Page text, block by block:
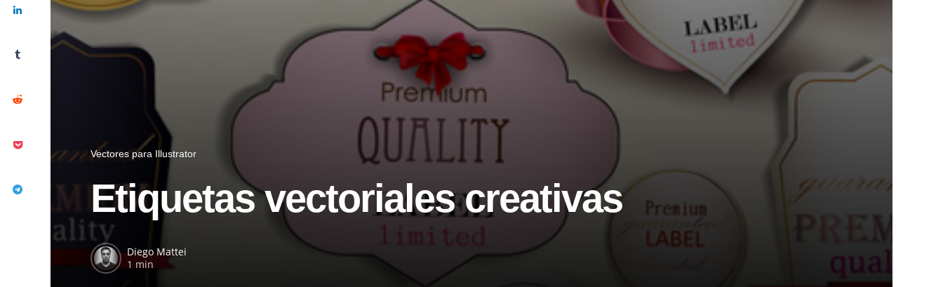
Vectores para Illustrator
Etiquetas vectoriales creativas
Diego Mattei
1 min